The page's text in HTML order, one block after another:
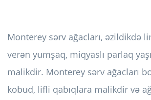
Monterey sərv ağacları, əzildikdə
verən yumşaq, miqyaslı parlaq
malikdir. Monterey sərv ağacları
kobud, lifli qabıqlara malikdir və